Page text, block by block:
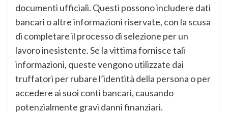
documenti ufficiali. Questi possono includere dati
bancari o altre informazioni riservate, con la scusa
di completare il processo di selezione per un
lavoro inesistente. Se la vittima fornisce tali
informazioni, queste vengono utilizzate dai
truffatori per rubare l’identità della persona o per
accedere ai suoi conti bancari, causando
potenzialmente gravi danni finanziari.